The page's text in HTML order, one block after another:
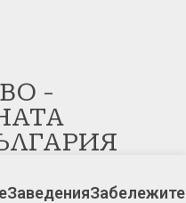
-
Заведения